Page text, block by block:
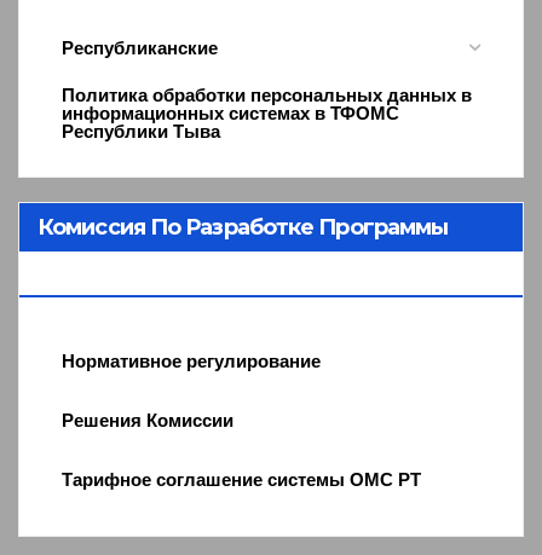
Республиканские
Политика обработки персональных данных в
информационных системах в ТФОМС
Республики Тыва
Комиссия По Разработке Программы
Нормативное регулирование
Решения Комиссии
Тарифное соглашение системы ОМС РТ